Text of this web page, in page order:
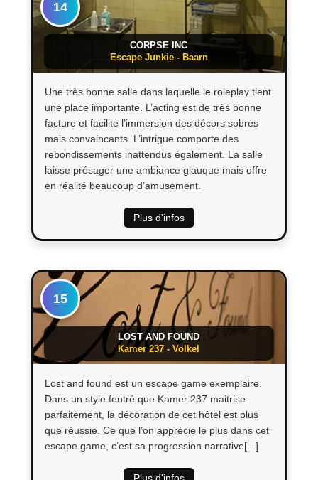
14
CORPSE INC
Escape Junkie - Baarn
Une très bonne salle dans laquelle le roleplay tient
une place importante. L’acting est de très bonne
facture et facilite l’immersion des décors sobres
mais convaincants. L’intrigue comporte des
rebondissements inattendus également. La salle
laisse présager une ambiance glauque mais offre
en réalité beaucoup d’amusement.
Plus d'infos
15
LOST AND FOUND
Kamer 237 - Volkel
Lost and found est un escape game exemplaire.
Dans un style feutré que Kamer 237 maitrise
parfaitement, la décoration de cet hôtel est plus
que réussie. Ce que l’on apprécie le plus dans cet
escape game, c’est sa progression narrative[...]